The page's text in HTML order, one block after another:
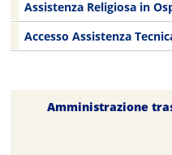
Assistenza Religiosa in
Accesso Assistenza
Amministrazione